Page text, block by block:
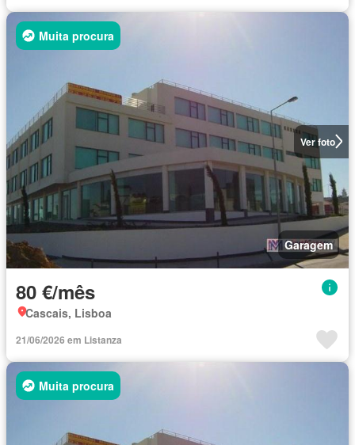
Ver foto
Muita procura
Garagem
80 €/mês
Cascais, Lisboa
21/06/2026 em Listanza
Muita procura